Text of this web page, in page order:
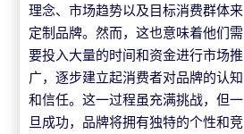
理念、市场趋势以及目标消费群体来
定制品牌。然而，这也意味着他们需
要投入大量的时间和资金进行市场推
广，逐步建立起消费者对品牌的认知
和信任。这一过程虽充满挑战，但一
旦成功，品牌将拥有独特的个性和竞